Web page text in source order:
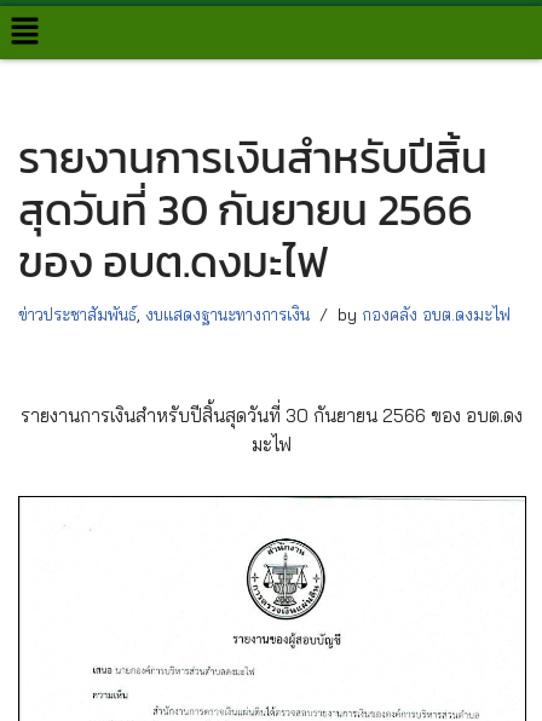
Skip
รายงานการเงินสำหรับปีสิ้น
สุดวันที่ 30 กันยายน 2566
ของ อบต.ดงมะไฟ
ข่าวประชาสัมพันธ์, งบแสดงฐานะทางการเงิน by กองคลัง อบต.ดงมะไฟ
รายงานการเงินสำหรับปีสิ้นสุดวันที่ 30 กันยายน 2566 ของ อบต.ดง
มะไฟ